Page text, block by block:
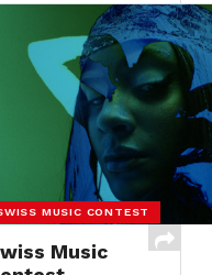
MUSIC CONTEST
Music